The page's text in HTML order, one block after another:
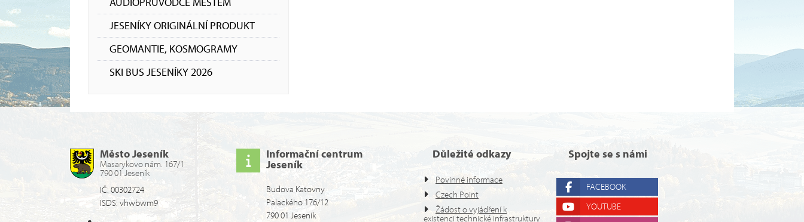
JESENÍKY ORIGINÁLNÍ PRODUKT
GEOMANTIE, KOSMOGRAMY
SKI BUS JESENÍKY 2026
Město Jeseník
Masarykovo nám. 167/1
790 01 Jeseník
IČ: 00302724
ISDS: vhwbwm9
Informační centrum
Jeseník
Budova Katovny
Palackého 176/12
790 01 Jeseník
Důležité odkazy
Povinné informace
Czech Point
Žádost o vyjádření k
existenci technické infrastruktury
Spojte se s námi
FACEBOOK
YOUTUBE